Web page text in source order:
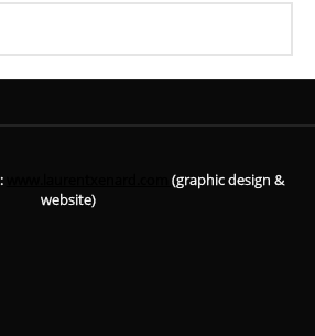
(graphic design &
website)